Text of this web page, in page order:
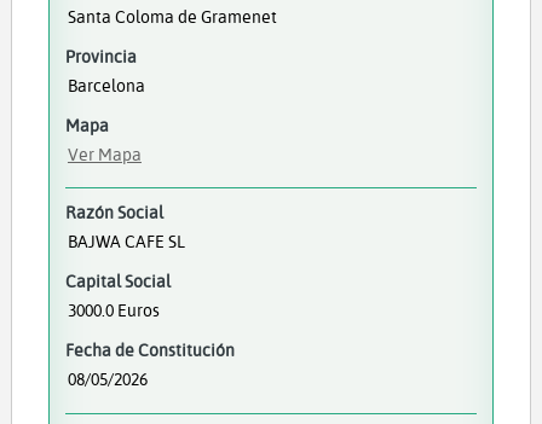
Santa Coloma de Gramenet
Provincia
Barcelona
Mapa
Ver Mapa
Razón Social
BAJWA CAFE SL
Capital Social
3000.0 Euros
Fecha de Constitución
08/05/2026